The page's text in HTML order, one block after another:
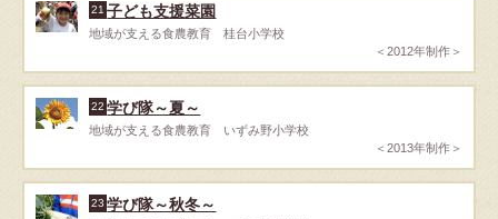
21 子ども支援菜園
地域が支える食農教育 桂台小学校
＜2012年制作＞
22 学び隊～夏～
地域が支える食農教育 いずみ野小学校
＜2013年制作＞
23 学び隊～秋冬～